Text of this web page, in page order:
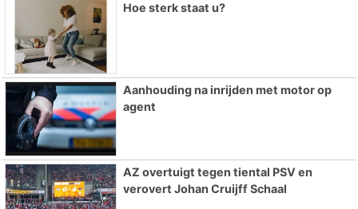
Hoe sterk staat u?
Aanhouding na inrijden met motor op
agent
AZ overtuigt tegen tiental PSV en
verovert Johan Cruijff Schaal